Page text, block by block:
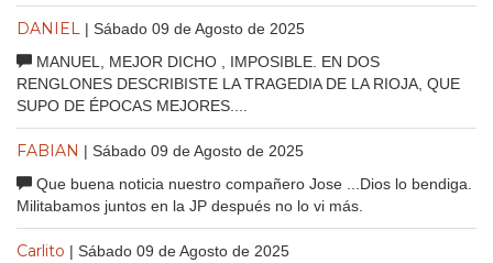
DANIEL
| Sábado 09 de Agosto de 2025
MANUEL, MEJOR DICHO , IMPOSIBLE. EN DOS
RENGLONES DESCRIBISTE LA TRAGEDIA DE LA RIOJA, QUE
SUPO DE ÉPOCAS MEJORES....
FABIAN | Sábado 09 de Agosto de 2025
Que buena noticia nuestro compañero Jose ...Dios lo bendiga.
Militabamos juntos en la JP después no lo vi más.
Carlito | Sábado 09 de Agosto de 2025